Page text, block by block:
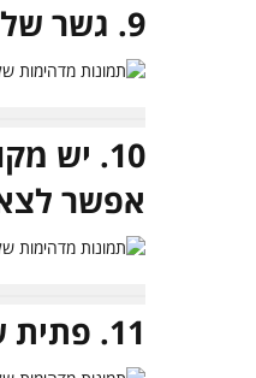
9. גשר שלג על גשר חלוקי נחל
10. יש
אפשר
11. פתית שלג בודד בצורת פרח על בגד